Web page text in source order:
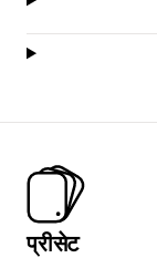
प्रीसेट